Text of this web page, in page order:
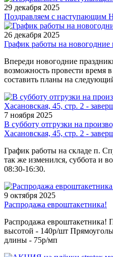
29 декабря 2025
Поздравляем с наступающим
26 декабря 2025
График работы на новогодние
Впереди новогодние
возможность провести время
составить планы на
7 ноября 2025
В субботу отгрузки на
Хасановская, 45, стр. 2 -
График работы на складе п.
так же изменился, суббота и
08:30-16:30.
9 октября 2025
Распродажа евроштакетника!
Распродажа
высотой - 140р/шт
длины - 75р/мп